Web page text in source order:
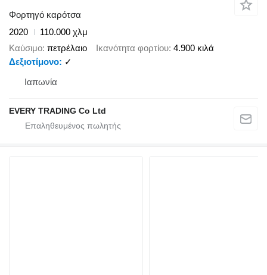
Φορτηγό καρότσα
2020
110.000 χλμ
Καύσιμο πετρέλαιο Ικανότητα φορτίου 4.900 κιλά
Δεξιοτίμονο
✓
Ιαπωνία
EVERY TRADING Co Ltd